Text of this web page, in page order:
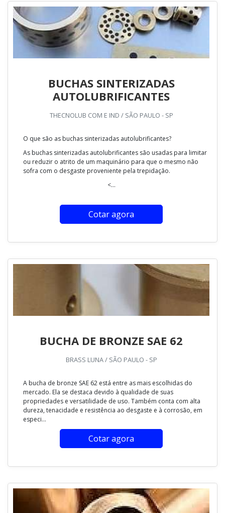
BUCHAS SINTERIZADAS
AUTOLUBRIFICANTES
THECNOLUB COM E IND / SÃO PAULO - SP
O que são as buchas sinterizadas autolubrificantes?
As buchas sinterizadas autolubrificantes são usadas para limitar
ou reduzir o atrito de um maquinário para que o mesmo não
sofra com o desgaste proveniente pela trepidação.
<...
Cotar agora
BUCHA DE BRONZE SAE 62
BRASS LUNA / SÃO PAULO - SP
A bucha de bronze SAE 62 está entre as mais escolhidas do
mercado. Ela se destaca devido à qualidade de suas
propriedades e versatilidade de uso. Também conta com alta
dureza, tenacidade e resistência ao desgaste e à corrosão, em
especi...
Cotar agora